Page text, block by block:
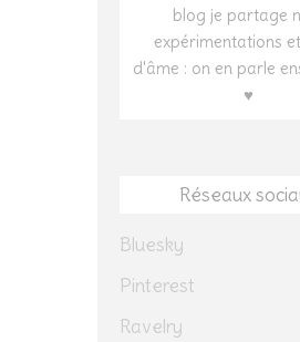
blog je partage
expérimentations
d'âme : on en parle
♥
Réseaux
Bluesky
Pinterest
Ravelry